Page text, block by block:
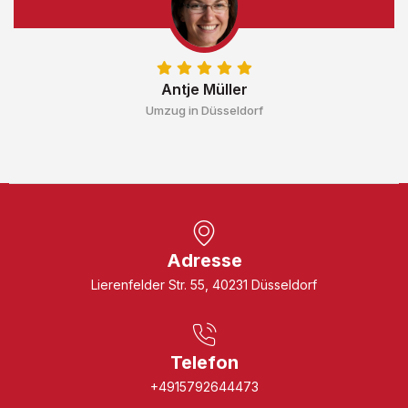
Antje Müller
Umzug in Düsseldorf
Adresse
Lierenfelder Str. 55, 40231 Düsseldorf
Telefon
+4915792644473